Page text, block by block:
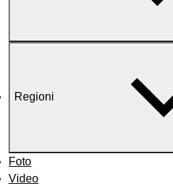
Regioni
Foto
Video